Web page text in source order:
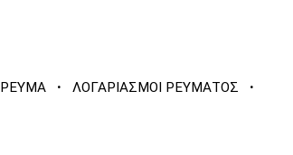
ΡΕΥΜΑ · ΛΟΓΑΡΙΑΣΜΟΙ ΡΕΥΜΑΤΟΣ ·